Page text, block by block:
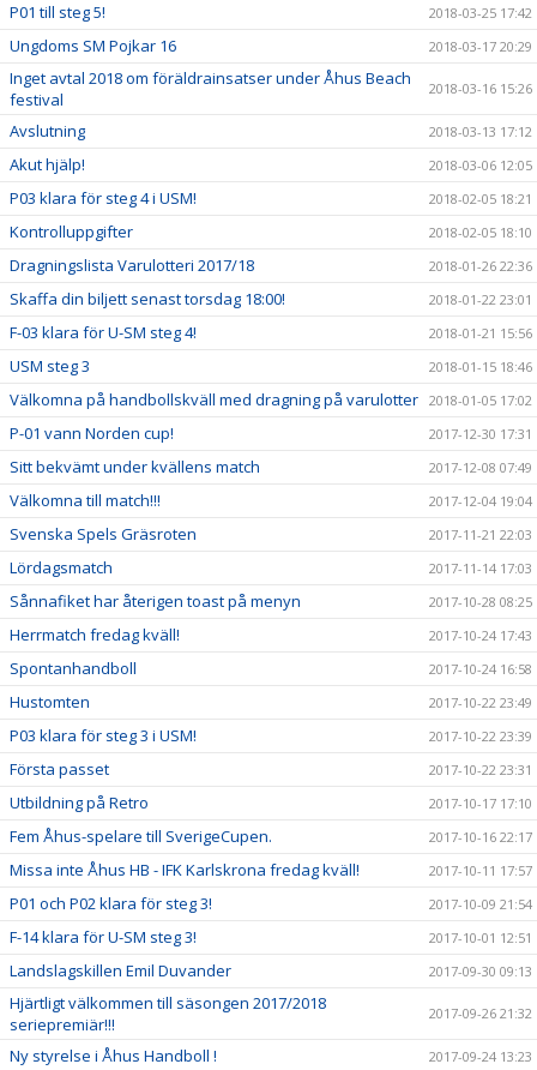
P01 till steg 5! 2018-03-25 17:42
Ungdoms SM Pojkar 16 2018-03-17 20:29
Inget avtal 2018 om föräldrainsatser under Åhus Beach
festival
2018-03-16 15:26
Avslutning 2018-03-13 17:12
Akut hjälp! 2018-03-06 12:05
P03 klara för steg 4 i USM! 2018-02-05 18:21
Kontrolluppgifter 2018-02-05 18:10
Dragningslista Varulotteri 2017/18 2018-01-26 22:36
Skaffa din biljett senast torsdag 18:00! 2018-01-22 23:01
F-03 klara för U-SM steg 4! 2018-01-21 15:56
USM steg 3 2018-01-15 18:46
Välkomna på handbollskväll med dragning på varulotter 2018-01-05 17:02
P-01 vann Norden cup! 2017-12-30 17:31
Sitt bekvämt under kvällens match 2017-12-08 07:49
Välkomna till match!!! 2017-12-04 19:04
Svenska Spels Gräsroten 2017-11-21 22:03
Lördagsmatch 2017-11-14 17:03
Sånnafiket har återigen toast på menyn 2017-10-28 08:25
Herrmatch fredag kväll! 2017-10-24 17:43
Spontanhandboll 2017-10-24 16:58
Hustomten 2017-10-22 23:49
P03 klara för steg 3 i USM! 2017-10-22 23:39
Första passet 2017-10-22 23:31
Utbildning på Retro 2017-10-17 17:10
Fem Åhus-spelare till SverigeCupen. 2017-10-16 22:17
Missa inte Åhus HB - IFK Karlskrona fredag kväll! 2017-10-11 17:57
P01 och P02 klara för steg 3! 2017-10-09 21:54
F-14 klara för U-SM steg 3! 2017-10-01 12:51
Landslagskillen Emil Duvander 2017-09-30 09:13
Hjärtligt välkommen till säsongen 2017/2018
seriepremiär!!!
2017-09-26 21:32
Ny styrelse i Åhus Handboll ! 2017-09-24 13:23